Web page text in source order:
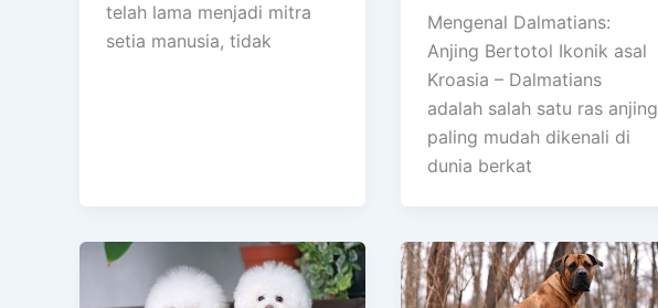
telah lama menjadi mitra
setia manusia, tidak
Mengenal Dalmatians:
Anjing Bertotol Ikonik asal
Kroasia – Dalmatians
adalah salah satu ras anjing
paling mudah dikenali di
dunia berkat